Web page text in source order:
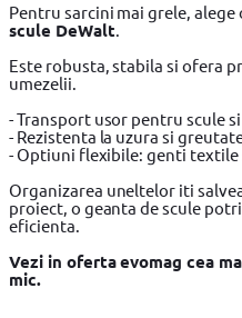
Pentru sarcini mai grele, alege
scule DeWalt.
Este robusta, stabila si ofera
umezelii.
- Transport usor pentru scule
- Rezistenta la uzura si
- Optiuni flexibile: genti textile
Organizarea uneltelor iti
proiect, o geanta de scule
eficienta.
Vezi in oferta evomag cea
mic.